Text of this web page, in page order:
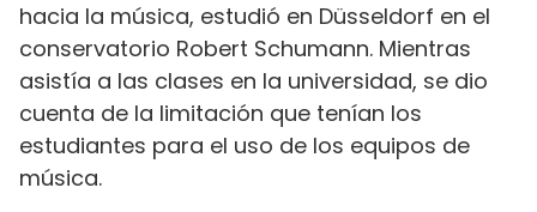
hacia la música, estudió en Düsseldorf en el
conservatorio Robert Schumann. Mientras
asistía a las clases en la universidad, se dio
cuenta de la limitación que tenían los
estudiantes para el uso de los equipos de
música.